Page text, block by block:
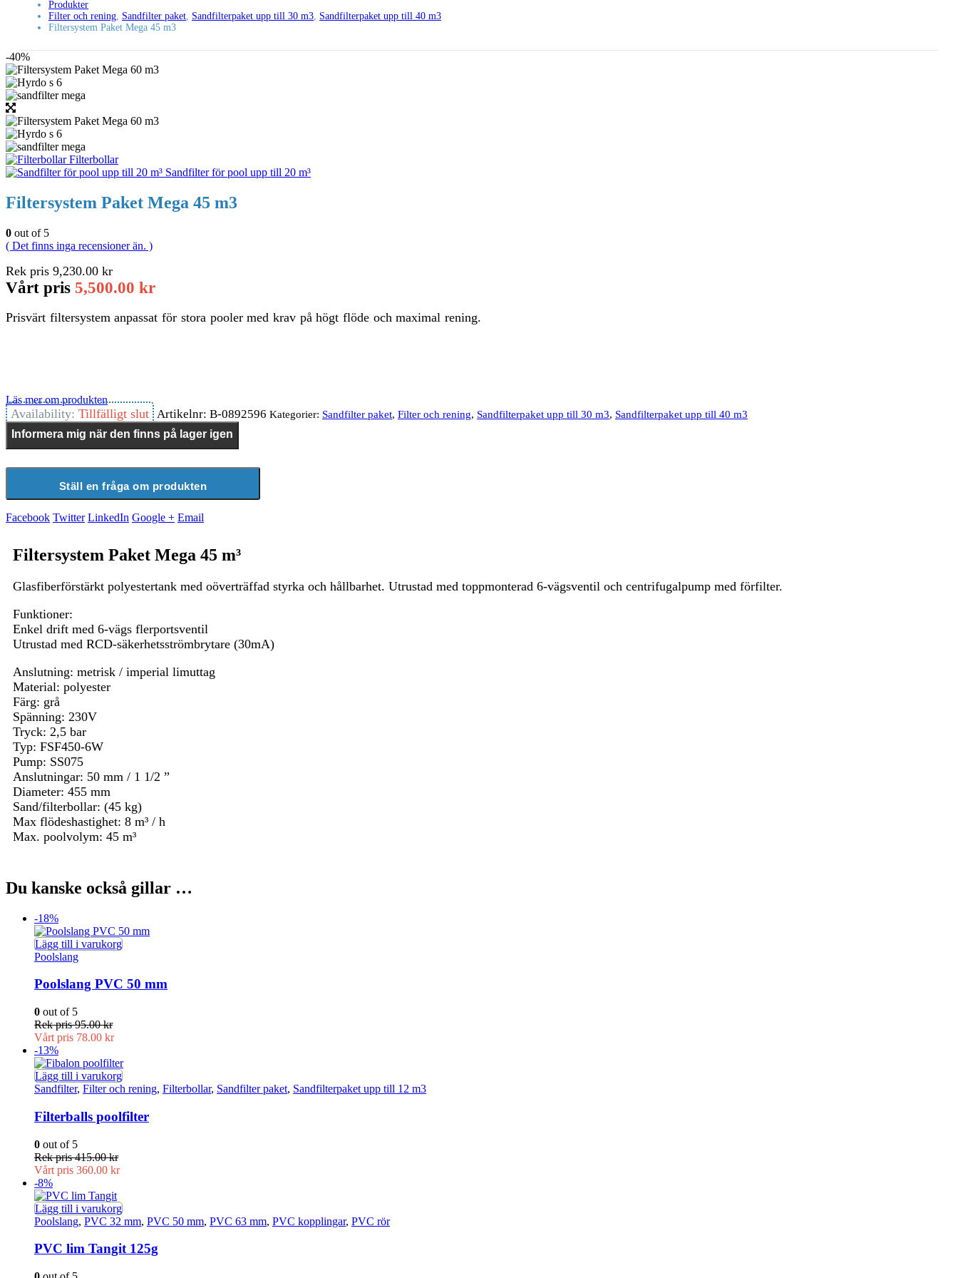
Produkter
Filter och rening, Sandfilter paket, Sandfilterpaket upp till 30 m3, Sandfilterpaket upp till 40 m3
Filtersystem Paket Mega 45 m3
-40%
Filterbollar
Sandfilter för pool upp till 20 m³
Filtersystem Paket Mega 45 m3
0 out of 5
( Det finns inga recensioner än. )
Rek pris 9,230.00 kr
Vårt pris 5,500.00 kr
Prisvärt filtersystem anpassat för stora pooler med krav på högt flöde och maximal rening.
Läs mer om produkten
Availability: Tillfälligt slut Artikelnr: B-0892596 Kategorier: Sandfilter paket, Filter och rening, Sandfilterpaket upp till 30 m3, Sandfilterpaket upp till 40 m3
Informera mig när den finns på lager igen
Ställ en fråga om produkten
Facebook Twitter LinkedIn Google + Email
Filtersystem Paket Mega 45 m³
Glasfiberförstärkt polyestertank med oöverträffad styrka och hållbarhet. Utrustad med toppmonterad 6-vägsventil och centrifugalpump med förfilter.
Funktioner:
Enkel drift med 6-vägs flerportsventil
Utrustad med RCD-säkerhetsströmbrytare (30mA)
Anslutning: metrisk / imperial limuttag
Material: polyester
Färg: grå
Spänning: 230V
Tryck: 2,5 bar
Typ: FSF450-6W
Pump: SS075
Anslutningar: 50 mm / 1 1/2 ”
Diameter: 455 mm
Sand/filterbollar: (45 kg)
Max flödeshastighet: 8 m³ / h
Max. poolvolym: 45 m³
Du kanske också gillar …
-18%
Lägg till i varukorg
Poolslang
Poolslang PVC 50 mm
0 out of 5
Rek pris95.00kr
Vårt pris 78.00 kr
-13%
Lägg till i varukorg
Sandfilter, Filter och rening, Filterbollar, Sandfilter paket, Sandfilterpaket upp till 12 m3
Filterballs poolfilter
0 out of 5
Rek pris415.00kr
Vårt pris 360.00 kr
-8%
Lägg till i varukorg
Poolslang, PVC 32 mm, PVC 50 mm, PVC 63 mm, PVC kopplingar, PVC rör
PVC lim Tangit 125g